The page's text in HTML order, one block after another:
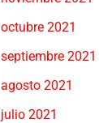
octubre 2021
septiembre 2021
agosto 2021
julio 2021